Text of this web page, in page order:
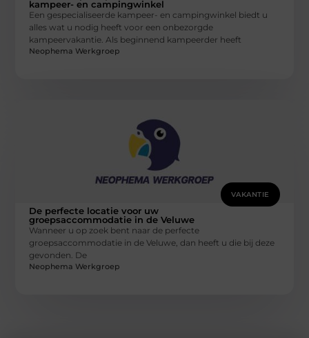
kampeer- en campingwinkel
Een gespecialiseerde kampeer- en campingwinkel biedt u
alles wat u nodig heeft voor een onbezorgde
kampeervakantie. Als beginnend kampeerder heeft
Neophema Werkgroep
VAKANTIE
De perfecte locatie voor uw
groepsaccommodatie in de Veluwe
Wanneer u op zoek bent naar de perfecte
groepsaccommodatie in de Veluwe, dan heeft u die bij deze
gevonden. De
Neophema Werkgroep